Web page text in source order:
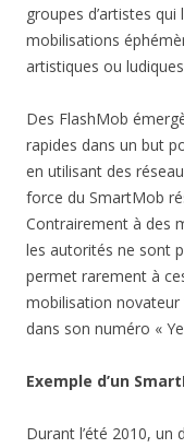
groupes d’artistes
mobilisations
artistiques ou
Des FlashMob
rapides dans un but
en utilisant des
force du SmartMob
Contrairement à des
les autorités ne sont
permet rarement à
mobilisation
dans son numéro «
Exemple d’un
Durant l’été 2010, un